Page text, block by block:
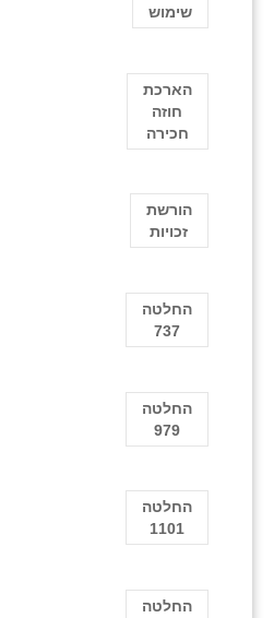
שימוש
הארכת
חוזה
חכירה
הורשת
זכויות
החלטה
737
החלטה
979
החלטה
1101
החלטה